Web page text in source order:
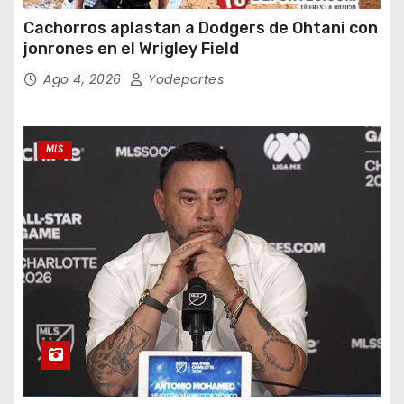
Cachorros aplastan a Dodgers de Ohtani con
jonrones en el Wrigley Field
Ago 4, 2026 Yodeportes
MLS